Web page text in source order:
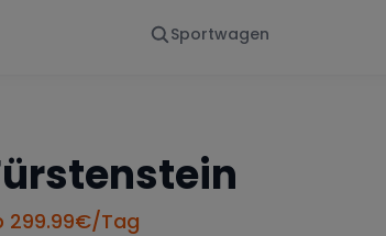
Sportwagen
299.99€/Tag